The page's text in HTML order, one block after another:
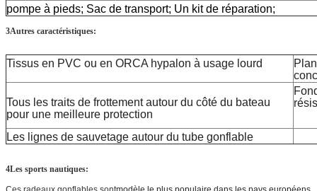
pompe à pieds; Sac de transport; Un kit de réparation;
3Autres caractéristiques:
Tissus en PVC ou en ORCA hypalon à usage lourd
Tous les traits de frottement autour du côté du bateau
pour une meilleure protection
Les lignes de sauvetage autour du tube gonflable
4Les sports nautiques: